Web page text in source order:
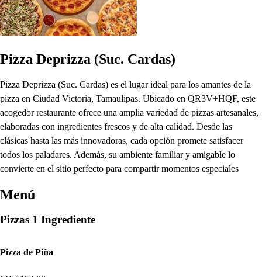
Pizza Deprizza (Suc. Cardas)
Pizza Deprizza (Suc. Cardas) es el lugar ideal para los amantes de la
pizza en Ciudad Victoria, Tamaulipas. Ubicado en QR3V+HQF, este
acogedor restaurante ofrece una amplia variedad de pizzas artesanales,
elaboradas con ingredientes frescos y de alta calidad. Desde las
clásicas hasta las más innovadoras, cada opción promete satisfacer
todos los paladares. Además, su ambiente familiar y amigable lo
convierte en el sitio perfecto para compartir momentos especiales
Menú
Pizzas 1 Ingrediente
Pizza de Piña